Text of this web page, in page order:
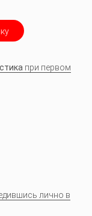
при первом
лично в